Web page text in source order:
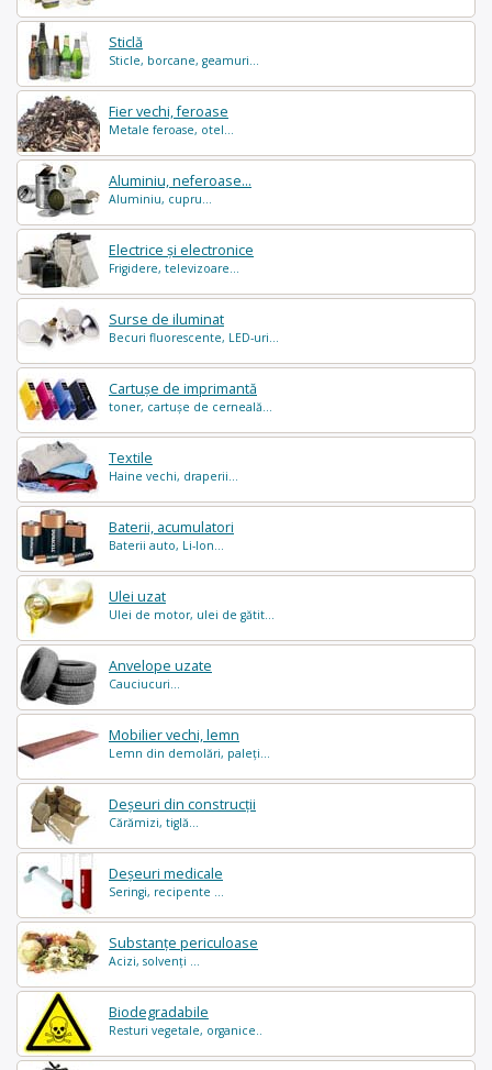
Sticlă
Sticle, borcane, geamuri...
Fier vechi, feroase
Metale feroase, otel...
Aluminiu, neferoase...
Aluminiu, cupru...
Electrice și electronice
Frigidere, televizoare...
Surse de iluminat
Becuri fluorescente, LED-uri...
Cartușe de imprimantă
toner, cartușe de cerneală...
Textile
Haine vechi, draperii...
Baterii, acumulatori
Baterii auto, Li-Ion...
Ulei uzat
Ulei de motor, ulei de gătit...
Anvelope uzate
Cauciucuri...
Mobilier vechi, lemn
Lemn din demolări, paleți...
Deșeuri din construcții
Cărămizi, tiglă...
Deșeuri medicale
Seringi, recipente ...
Substanțe periculoase
Acizi, solvenți ...
Biodegradabile
Resturi vegetale, organice..